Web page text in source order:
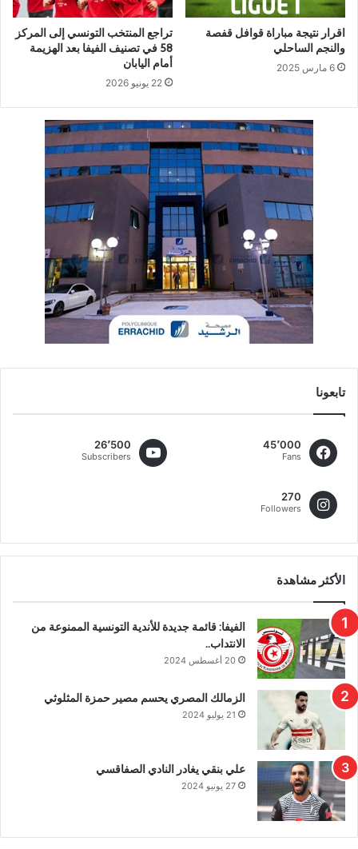
اقرار نتيجة مباراة قوافل قفصة
والنجم الساحلي
6 مارس 2025
تراجع المنتخب التونسي إلى المركز
58 في تصنيف الفيفا بعد الهزيمة
أمام اليابان
22 يونيو 2026
تابعونا
45٬000
Fans
26٬500
Subscribers
270
Followers
الأكثر مشاهدة
الفيفا: قائمة جديدة للأندية التونسية الممنوعة من
الانتداب..
20 أغسطس 2024
الزمالك المصري يحسم مصير حمزة المثلوثي
21 يوليو 2024
علي بنقي يغادر النادي الصفاقسي
27 يونيو 2024